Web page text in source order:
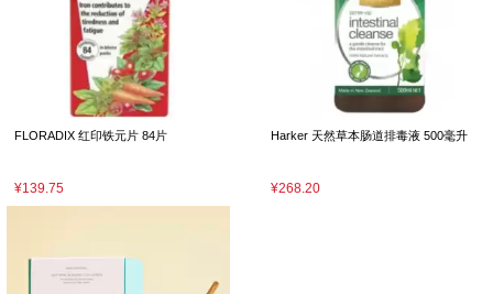
FLORADIX 红印铁元片 84片
¥139.75
Harker 天然草本肠道排毒液 500毫升
¥268.20